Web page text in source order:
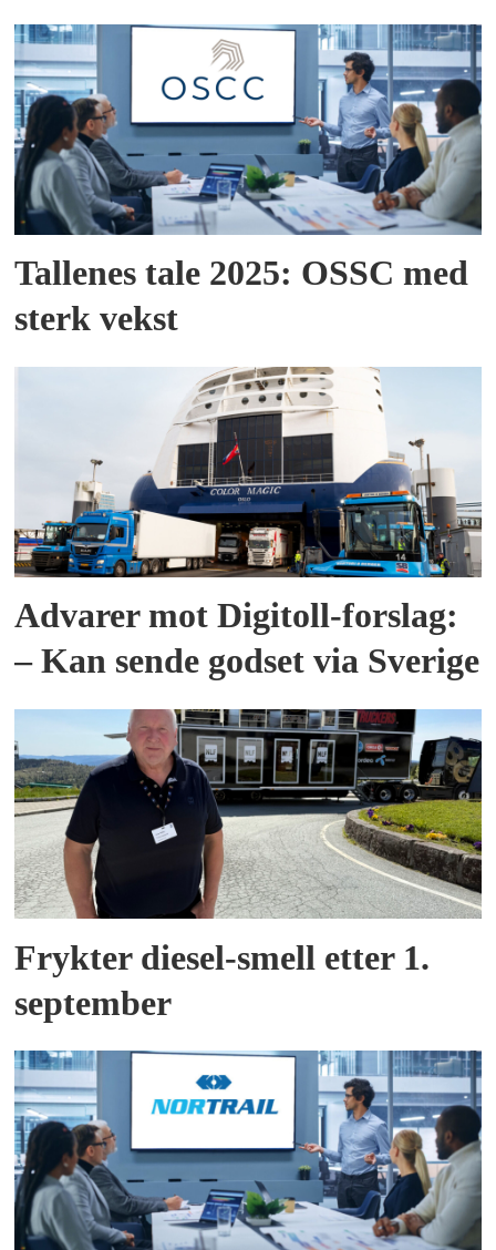
Tallenes tale 2025: OSSC med
sterk vekst
Advarer mot Digitoll-forslag:
– Kan sende godset via Sverige
Frykter diesel-smell etter 1.
september